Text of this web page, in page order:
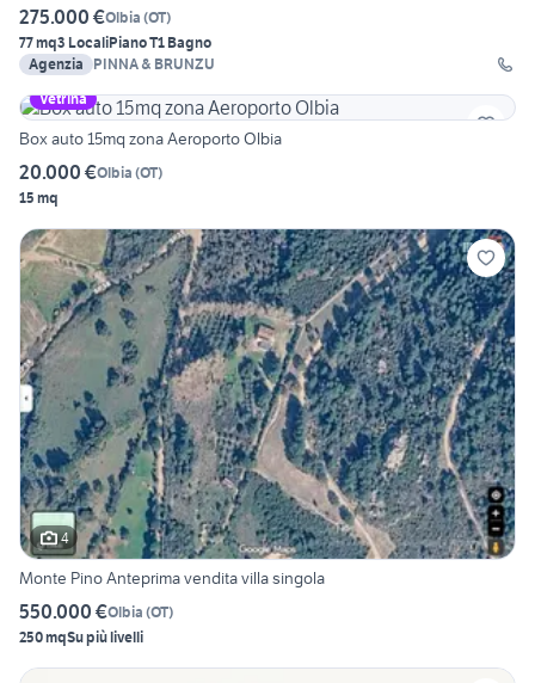
275.000 €Olbia (OT)
77 mq3 LocaliPiano T1 Bagno
Agenzia
PINNA & BRUNZU
Vetrina
Box auto 15mq zona Aeroporto Olbia
20.000 €Olbia (OT)
15 mq
4
Monte Pino Anteprima vendita villa singola
550.000 €Olbia (OT)
250 mqSu più livelli